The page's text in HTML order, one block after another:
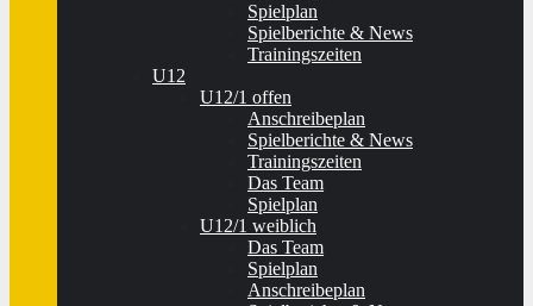
Spielplan
Spielberichte & News
Trainingszeiten
U12
U12/1 offen
Anschreibeplan
Spielberichte & News
Trainingszeiten
Das Team
Spielplan
U12/1 weiblich
Das Team
Spielplan
Anschreibeplan